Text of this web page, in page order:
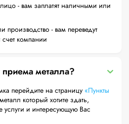
- вам заплатят наличными или
производство - вам переведут
компании
приема металла?
перейдите на страницу «Пункты
который хотите здать,